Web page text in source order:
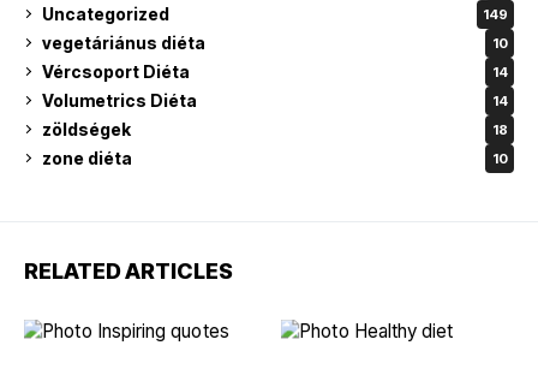
Uncategorized 149
vegetáriánus diéta 10
Vércsoport Diéta 14
Volumetrics Diéta 14
zöldségek 18
zone diéta 10
RELATED ARTICLES